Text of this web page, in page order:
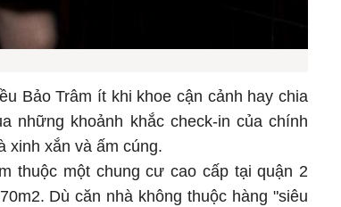
Bảo Trâm ít khi khoe cận cảnh hay chia
những khoảnh khắc check-in của chính
xinh xắn và ấm cúng.
thuộc một chung cư cao cấp tại quận 2
Dù căn nhà không thuộc hàng "siêu